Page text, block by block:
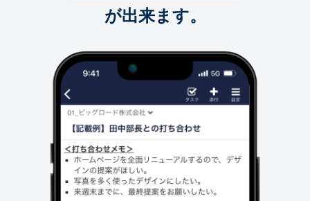
が出来ます。